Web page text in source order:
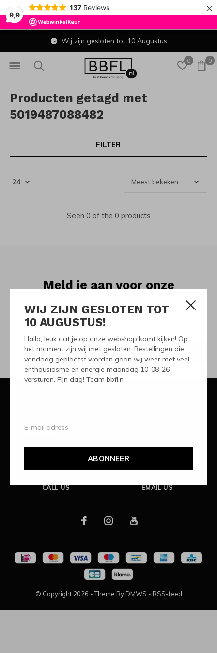
9,9
137 Reviews ×
WIJ ZIJN GESLOTEN TOT
10 AUGUSTUS!
Hallo, leuk dat je op onze webshop komt kijken! Op
het moment zijn wij met gesloten. Bestellingen die
vandaag geplaatst worden gaan wij weer met veel
enthousiasme en energie maandag 10-08-26
versturen. Fijn dag! Team bbfl.nl
ABONNEER
0 0
Wij zijn gesloten tot 10 Augustus
Producten getagd met
5019487088482
FILTER
Seen 0 of the 0 products
Meld je aan voor onze
Ontvang de nieuwste aanbiedingen en promoties
ABONNEER
Categorieën
CALL US EMAIL US
© Copyright 2026 - Theme By DMWS - RSS-feed